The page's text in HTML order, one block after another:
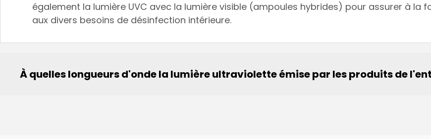
également la lumière UVC avec la lumière visible (ampoules hybrides) pour assurer à la
aux divers besoins de désinfection intérieure.
À quelles longueurs d'onde la lumière ultraviolette émise par les produits de